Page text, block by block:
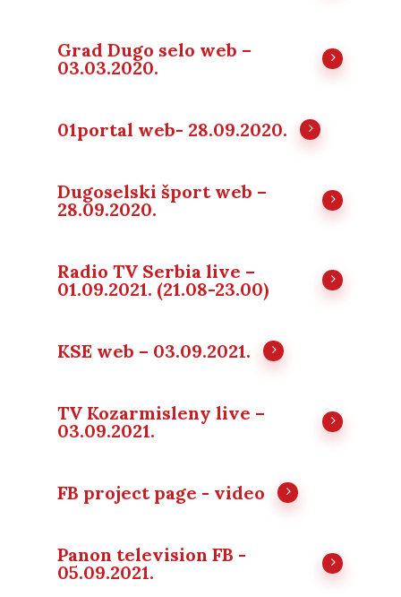
Grad Dugo selo web –
03.03.2020.
01portal web- 28.09.2020.
Dugoselski šport web –
28.09.2020.
Radio TV Serbia live –
01.09.2021. (21.08-23.00)
KSE web – 03.09.2021.
TV Kozarmisleny live –
03.09.2021.
FB project page - video
Panon television FB -
05.09.2021.